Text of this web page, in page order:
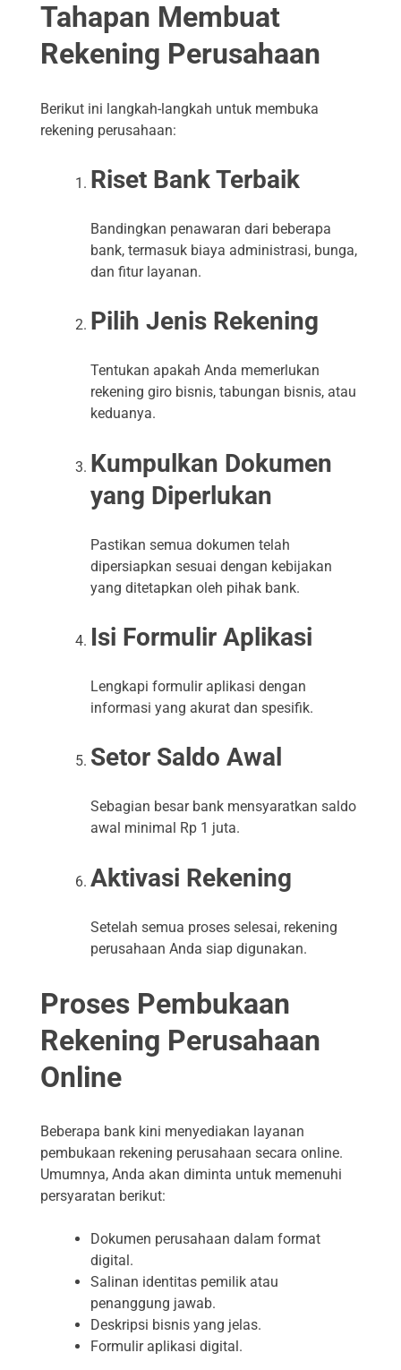
Tahapan Membuat
Rekening Perusahaan
Berikut ini langkah-langkah untuk membuka
rekening perusahaan:
Riset Bank Terbaik
Bandingkan penawaran dari beberapa
bank, termasuk biaya administrasi, bunga,
dan fitur layanan.
Pilih Jenis Rekening
Tentukan apakah Anda memerlukan
rekening giro bisnis, tabungan bisnis, atau
keduanya.
Kumpulkan Dokumen
yang Diperlukan
Pastikan semua dokumen telah
dipersiapkan sesuai dengan kebijakan
yang ditetapkan oleh pihak bank.
Isi Formulir Aplikasi
Lengkapi formulir aplikasi dengan
informasi yang akurat dan spesifik.
Setor Saldo Awal
Sebagian besar bank mensyaratkan saldo
awal minimal Rp 1 juta.
Aktivasi Rekening
Setelah semua proses selesai, rekening
perusahaan Anda siap digunakan.
Proses Pembukaan
Rekening Perusahaan
Online
Beberapa bank kini menyediakan layanan
pembukaan rekening perusahaan secara online.
Umumnya, Anda akan diminta untuk memenuhi
persyaratan berikut:
Dokumen perusahaan dalam format
digital.
Salinan identitas pemilik atau
penanggung jawab.
Deskripsi bisnis yang jelas.
Formulir aplikasi digital.